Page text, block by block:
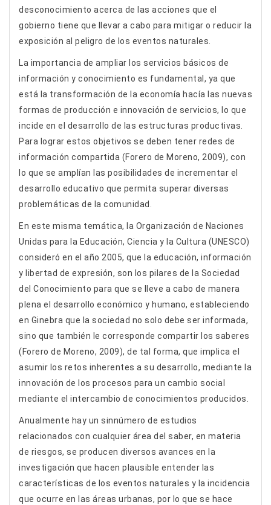
desconocimiento acerca de las acciones que el
gobierno tiene que llevar a cabo para mitigar o reducir la
exposición al peligro de los eventos naturales.
La importancia de ampliar los servicios básicos de
información y conocimiento es fundamental, ya que
está la transformación de la economía hacía las nuevas
formas de producción e innovación de servicios, lo que
incide en el desarrollo de las estructuras productivas.
Para lograr estos objetivos se deben tener redes de
información compartida (Forero de Moreno, 2009), con
lo que se amplían las posibilidades de incrementar el
desarrollo educativo que permita superar diversas
problemáticas de la comunidad.
En este misma temática, la Organización de Naciones
Unidas para la Educación, Ciencia y la Cultura (UNESCO)
consideró en el año 2005, que la educación, información
y libertad de expresión, son los pilares de la Sociedad
del Conocimiento para que se lleve a cabo de manera
plena el desarrollo económico y humano, estableciendo
en Ginebra que la sociedad no solo debe ser informada,
sino que también le corresponde compartir los saberes
(Forero de Moreno, 2009), de tal forma, que implica el
asumir los retos inherentes a su desarrollo, mediante la
innovación de los procesos para un cambio social
mediante el intercambio de conocimientos producidos.
Anualmente hay un sinnúmero de estudios
relacionados con cualquier área del saber, en materia
de riesgos, se producen diversos avances en la
investigación que hacen plausible entender las
características de los eventos naturales y la incidencia
que ocurre en las áreas urbanas, por lo que se hace